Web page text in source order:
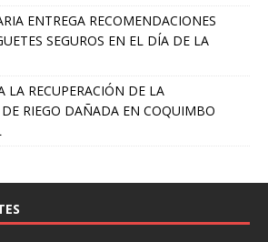
ENTREGA RECOMENDACIONES
SEGUROS EN EL DÍA DE LA
LA RECUPERACIÓN DE LA
RIEGO DAÑADA EN COQUIMBO